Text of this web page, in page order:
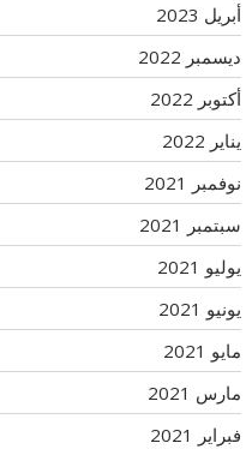
أبريل 2023
ديسمبر 2022
أكتوبر 2022
يناير 2022
نوفمبر 2021
سبتمبر 2021
يوليو 2021
يونيو 2021
مايو 2021
مارس 2021
فبراير 2021